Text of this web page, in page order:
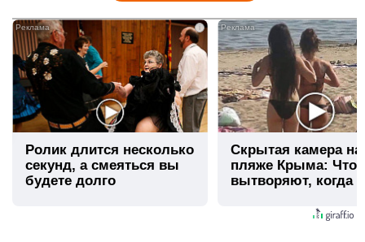
Ролик длится несколько
секунд, а смеяться вы
будете долго
Скрытая камера на
пляже Крыма: Что
вытворяют, когда